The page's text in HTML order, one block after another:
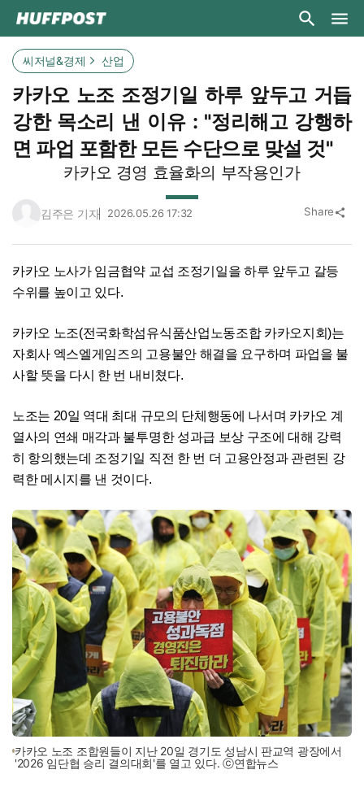
씨저널&경제 산업
카카오 노조 조정기일 하루 앞두고 거듭
강한 목소리 낸 이유 : "정리해고 강행하
면 파업 포함한 모든 수단으로 맞설 것"
카카오 경영 효율화의 부작용인가
김주은 기자 2026.05.26 17:32 Share share
카카오 노사가 임금협약 교섭 조정기일을 하루 앞두고 갈등
수위를 높이고 있다.
카카오 노조(전국화학섬유식품산업노동조합 카카오지회)는
자회사 엑스엘게임즈의 고용불안 해결을 요구하며 파업을 불
사할 뜻을 다시 한 번 내비쳤다.
노조는 20일 역대 최대 규모의 단체행동에 나서며 카카오 계
열사의 연쇄 매각과 불투명한 성과급 보상 구조에 대해 강력
히 항의했는데 조정기일 직전 한 번 더 고용안정과 관련된 강
력한 메시지를 낸 것이다.
카카오 노조 조합원들이 지난 20일 경기도 성남시 판교역 광장에서
'2026 임단협 승리 결의대회'를 열고 있다. ⓒ연합뉴스